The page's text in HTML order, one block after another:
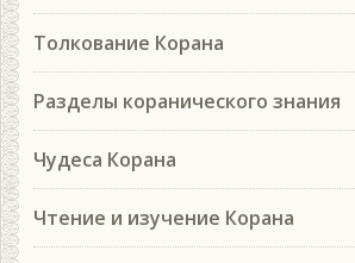
Толкование Корана
Разделы коранического знания
Чудеса Корана
Чтение и изучение Корана